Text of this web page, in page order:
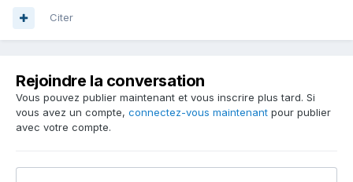
Citer
Rejoindre la conversation
Vous pouvez publier maintenant et vous inscrire plus tard. Si
vous avez un compte, connectez-vous maintenant pour publier
avec votre compte.